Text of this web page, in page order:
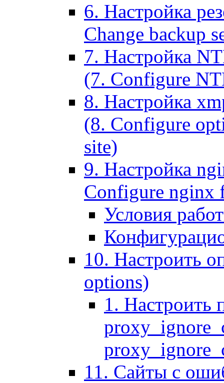
6. Настройка
Change backup
7. Настройка
(7. Configure
8. Настройка
(8. Configure
site)
9. Настройка
Configure nginx
Условия
10. Настроить
options)
1. Настроить
11. Сайты с